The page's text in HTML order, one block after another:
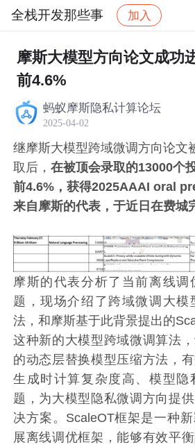
全栈开发那些事 加入
社区 全栈开发那些事 交流
摩斯大模型方向论文成功
前4.6%
蚂蚁摩斯隐私计算论坛
2025-04-02
继摩斯大模型跨域微调方向论文
取后，在被顶会录取的13000个
前4.6%，获得2025AAAI oral
来自摩斯的代表，于近日在费城
摩斯的代表分析了当前离线调
题，现场介绍了跨域微调大模
法，和摩斯基于此背景提出的
这种新的大模型跨域微调算法
的动态层替换模型压缩方法，
生成时计算复杂度高、模型隐
题，为大模型隐私微调方向提
决方案。ScaleOT框架是一种
展离线调优框架，能够有效平